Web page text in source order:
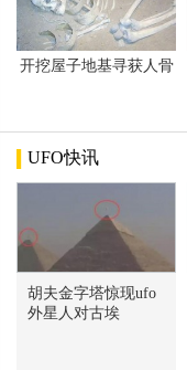
开挖屋子地基寻获人骨
UFO快讯
胡夫金字塔惊现ufo
外星人对古埃